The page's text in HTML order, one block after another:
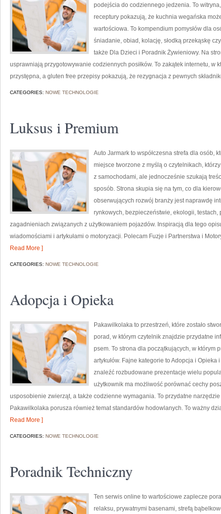
podejścia do codziennego jedzenia. To
receptury pokazują, że kuchnia wegańska
wartościowa. To kompendium pomysłów dla
śniadanie, obiad, kolację, słodką przekąskę
także Dla Dzieci i Poradnik Żywieniowy. Na
usprawniają przygotowywanie codziennych posiłków. To zakątek internetu, w
przystępna, a gluten free przepisy pokazują, że rezygnacja z pewnych
CATEGORIES: NOWE TECHNOLOGIE
Luksus i Premium
Auto Jarmark to współczesna strefa dla osób,
miejsce tworzone z myślą o czytelnikach,
z samochodami, ale jednocześnie szukają
sposób. Strona skupia się na tym, co dla
obserwujących rozwój branży jest naprawdę
rynkowych, bezpieczeństwie, ekologii,
zagadnieniach związanych z użytkowaniem pojazdów. Inspiracją dla tego
wiadomościami i artykułami o motoryzacji. Polecam Fuzje i Partnerstwa i
Read More ]
CATEGORIES: NOWE TECHNOLOGIE
Adopcja i Opieka
Pakawilkolaka to przestrzeń, które zostało
porad, w którym czytelnik znajdzie przydatne
psem. To strona dla początkujących, w którym
artykułów. Fajne kategorie to Adopcja i
znaleźć rozbudowane prezentacje wielu
użytkownik ma możliwość porównać cechy
usposobienie zwierząt, a także codzienne wymagania. To przydatne
Pakawilkolaka porusza również temat standardów hodowlanych. To ważny
Read More ]
CATEGORIES: NOWE TECHNOLOGIE
Poradnik Techniczny
Ten serwis online to wartościowe zaplecze
relaksu, prywatnymi basenami, strefą